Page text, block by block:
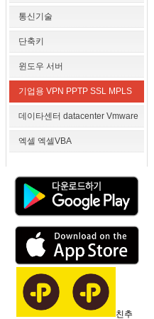
통신기술
단축키
윈도우 서버
기업용 VPN PPTP SSL MPLS
데이타센터 datacenter Vmware
엑셀 엑셀VBA
친추